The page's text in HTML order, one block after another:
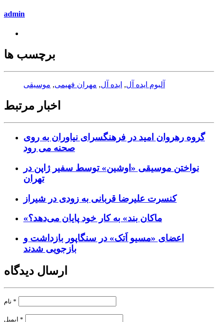
admin
برچسب ها
آلبوم ایده آل, ایده آل, مهران فهیمی, موسیقی
اخبار مرتبط
گروه رهروان امید در فرهنگسرای نیاوران به روی
صحنه می رود
نواختن موسیقی «اوشین» توسط سفیر ژاپن در
تهران
کنسرت علیرضا قربانی به زودی در شیراز
«ماکان بند» به کار خود پایان می‌دهد؟
اعضای «مسیو اَتک» در سنگاپور بازداشت و
بازجویی شدند
ارسال دیدگاه
*
*